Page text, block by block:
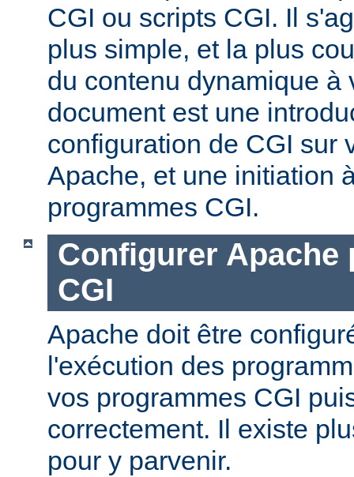
CGI ou scripts CGI. Il
plus simple, et la plus
du contenu dynamique à
document est une
configuration de CGI sur
Apache, et une initiation
programmes CGI.
Configurer Apache
CGI
Apache doit être
l'exécution des
vos programmes CGI
correctement. Il existe
pour y parvenir.